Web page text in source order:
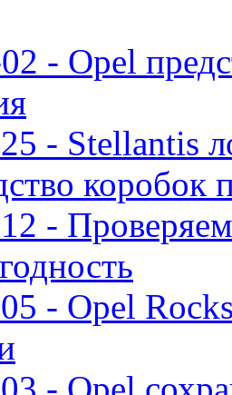
- Opel
- Stellantis
коробок
-
- Opel